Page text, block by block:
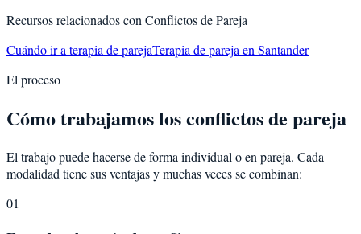
Recursos relacionados con Conflictos de Pareja
Cuándo ir a terapia de parejaTerapia de pareja en Santander
El proceso
Cómo trabajamos los conflictos de pareja
El trabajo puede hacerse de forma individual o en pareja. Cada
modalidad tiene sus ventajas y muchas veces se combinan:
01